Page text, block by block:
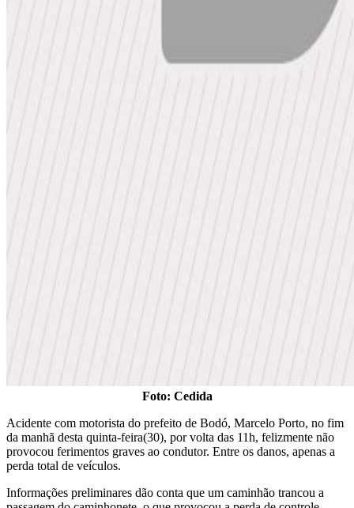
Foto: Cedida
Acidente com motorista do prefeito de Bodó, Marcelo Porto, no fim
da manhã desta quinta-feira(30), por volta das 11h, felizmente não
provocou ferimentos graves ao condutor. Entre os danos, apenas a
perda total de veículos.
Informações preliminares dão conta que um caminhão trancou a